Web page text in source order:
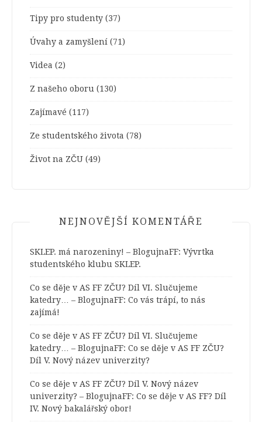
Tipy pro studenty (37)
Úvahy a zamyšlení (71)
Videa (2)
Z našeho oboru (130)
Zajímavé (117)
Ze studentského života (78)
Život na ZČU (49)
NEJNOVĚJŠÍ KOMENTÁŘE
SKLEP. má narozeniny! – BlogujnaFF: Vývrtka
studentského klubu SKLEP.
Co se děje v AS FF ZČU? Díl VI. Slučujeme
katedry… – BlogujnaFF: Co vás trápí, to nás
zajímá!
Co se děje v AS FF ZČU? Díl VI. Slučujeme
katedry… – BlogujnaFF: Co se děje v AS FF ZČU?
Díl V. Nový název univerzity?
Co se děje v AS FF ZČU? Díl V. Nový název
univerzity? – BlogujnaFF: Co se děje v AS FF? Díl
IV. Nový bakalářský obor!